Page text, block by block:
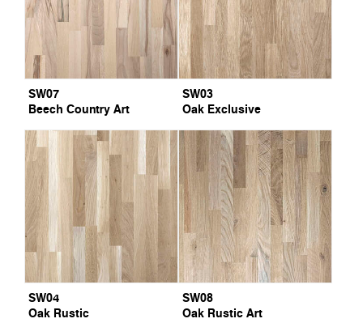
SW07
Beech Country Art
SW03
Oak Exclusive
SW04
Oak Rustic
SW08
Oak Rustic Art